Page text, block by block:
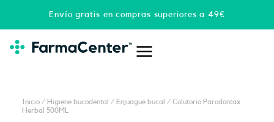
Envío gratis en compras superiores a 49€
Inicio / Higiene bucodental / Enjuague bucal
/ Colutorio Parodontax
Herbal 500ML